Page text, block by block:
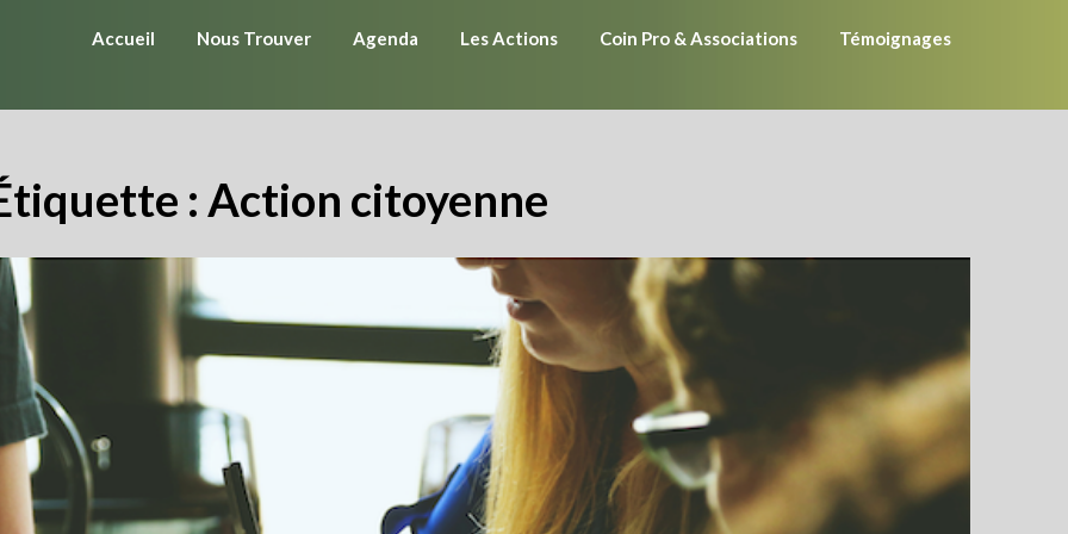
Accueil Nous Trouver Agenda Les Actions Coin Pro & Associations Témoignages
: Action citoyenne